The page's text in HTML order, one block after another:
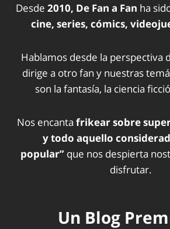
Desde 2010, De Fan a Fan ha
cine, series, cómics,
Hablamos desde la perspectiva
dirige a otro fan y nuestras
son la fantasía, la ciencia
Nos encanta frikear sobre
y todo aquello
popular” que nos despierta
disfrutar.
Un Blog